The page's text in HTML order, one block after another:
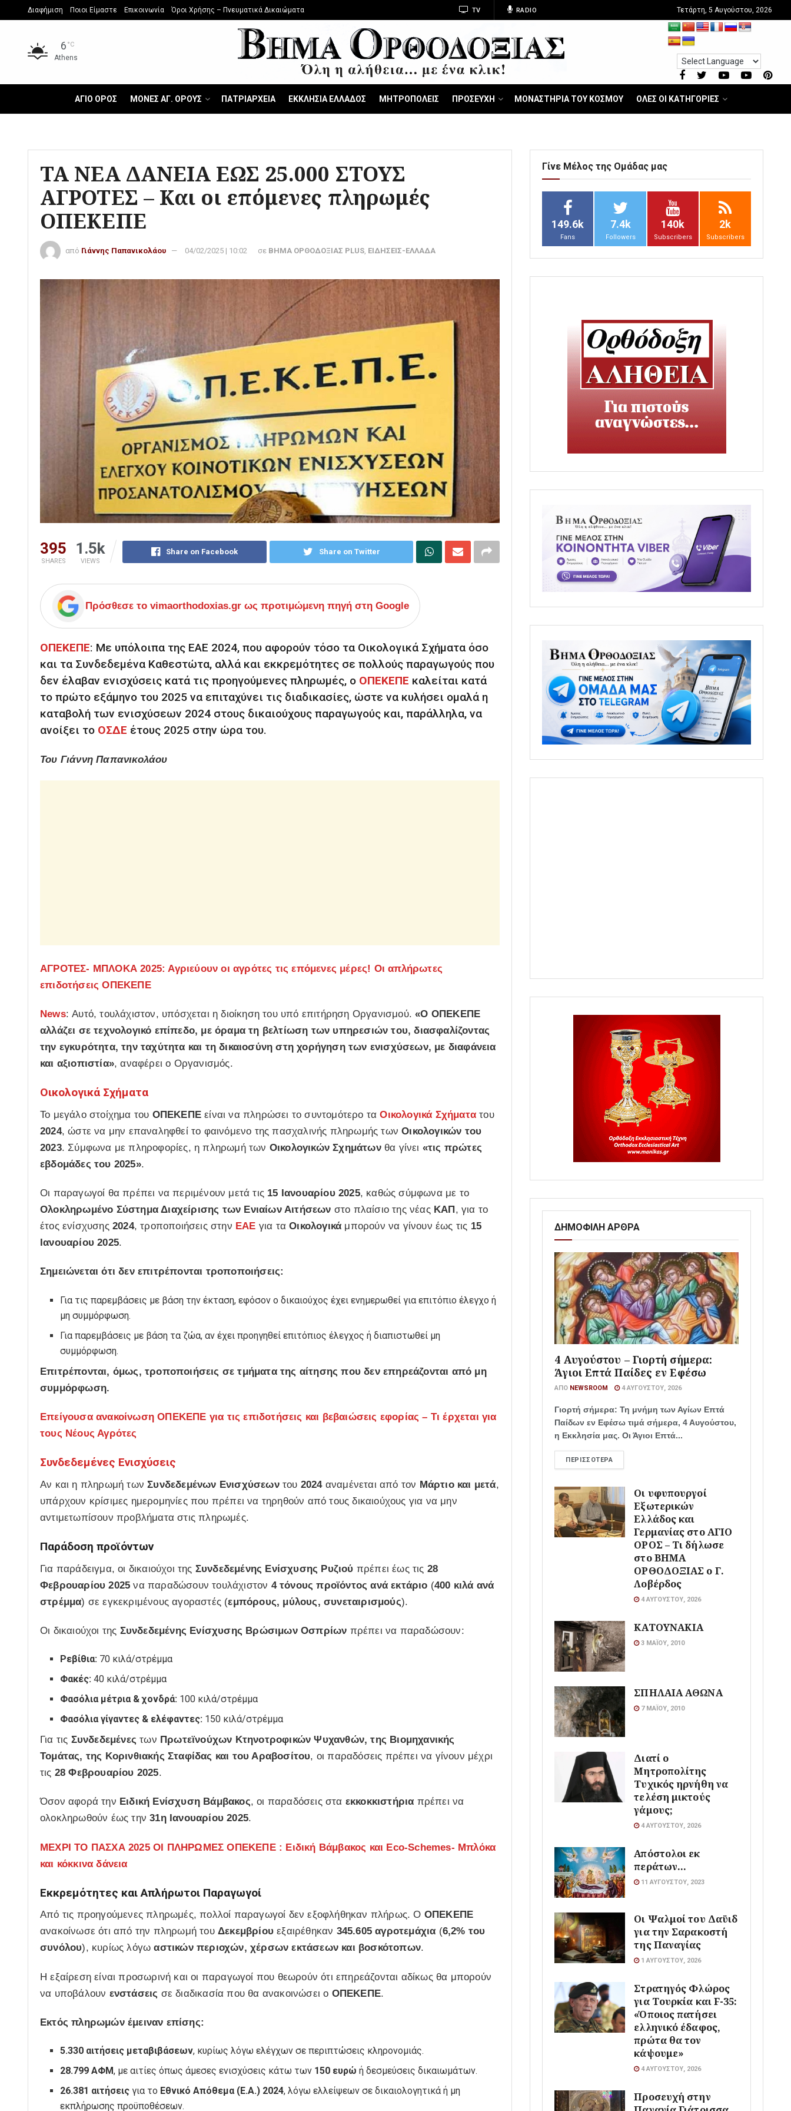
Διαφήμιση Ποιοι Είμαστε Επικοινωνία Όροι Χρήσης – Πνευματικά Δικαιώματα TV RADIO Τετάρτη, 5 Αυγούστου, 2026
6 °C
Athens
ΑΓΙΟ ΟΡΟΣ ΜΟΝΕΣ ΑΓ. ΟΡΟΥΣ ΠΑΤΡΙΑΡΧΕΙΑ ΕΚΚΛΗΣΙΑ ΕΛΛΑΔΟΣ ΜΗΤΡΟΠΟΛΕΙΣ ΠΡΟΣΕΥΧΗ ΜΟΝΑΣΤΗΡΙΑ ΤΟΥ ΚΟΣΜΟΥ ΟΛΕΣ ΟΙ ΚΑΤΗΓΟΡΙΕΣ
ΤΑ ΝΕΑ ΔΑΝΕΙΑ ΕΩΣ 25.000 ΣΤΟΥΣ
ΑΓΡΟΤΕΣ – Και οι επόμενες πληρωμές
ΟΠΕΚΕΠΕ
από Γιάννης Παπανικολάου 04/02/2025 | 10:02 σε ΒΗΜΑ ΟΡΘΟΔΟΞΙΑΣ PLUS ΕΙΔΗΣΕΙΣ-ΕΛΛΑΔΑ
395
SHARES
1.5k
VIEWS
Share on Facebook Share on Twitter
Πρόσθεσε το vimaorthodoxias.gr ως προτιμώμενη πηγή στη Google
ΟΠΕΚΕΠΕ: Με υπόλοιπα της ΕΑΕ 2024, που αφορούν τόσο τα Οικολογικά Σχήματα όσο
και τα Συνδεδεμένα Καθεστώτα, αλλά και εκκρεμότητες σε πολλούς παραγωγούς που
δεν έλαβαν ενισχύσεις κατά τις προηγούμενες πληρωμές, ο ΟΠΕΚΕΠΕ καλείται κατά
το πρώτο εξάμηνο του 2025 να επιταχύνει τις διαδικασίες, ώστε να κυλήσει ομαλά η
καταβολή των ενισχύσεων 2024 στους δικαιούχους παραγωγούς και, παράλληλα, να
ανοίξει το ΟΣΔΕ έτους 2025 στην ώρα του.
Του Γιάννη Παπανικολάου
ΑΓΡΟΤΕΣ- ΜΠΛΟΚΑ 2025: Αγριεύουν οι αγρότες τις επόμενες μέρες! Οι απλήρωτες
επιδοτήσεις ΟΠΕΚΕΠΕ
News: Αυτό, τουλάχιστον, υπόσχεται η διοίκηση του υπό επιτήρηση Οργανισμού.«Ο ΟΠΕΚΕΠΕ
αλλάζει σε τεχνολογικό επίπεδο, με όραμα τη βελτίωση των υπηρεσιών του, διασφαλίζοντας
την εγκυρότητα, την ταχύτητα και τη δικαιοσύνη στη χορήγηση των ενισχύσεων, με διαφάνεια
και αξιοπιστία», αναφέρει ο Οργανισμός.
Οικολογικά Σχήματα
Το μεγάλο στοίχημα του ΟΠΕΚΕΠΕ είναι να πληρώσει το συντομότερο ταΟικολογικά Σχήματα του
2024, ώστε να μην επαναληφθεί το φαινόμενο της πασχαλινής πληρωμής τωνΟικολογικών του
2023. Σύμφωνα με πληροφορίες, η πληρωμή των Οικολογικών Σχημάτωνθα γίνει «τις πρώτες
εβδομάδες του 2025».
Οι παραγωγοί θα πρέπει να περιμένουν μετά τις 15 Ιανουαρίου 2025, καθώς σύμφωνα με το
Ολοκληρωμένο Σύστημα Διαχείρισης των Ενιαίων Αιτήσεων στο πλαίσιο της νέας ΚΑΠ, για το
έτος ενίσχυσης 2024, τροποποιήσεις στην ΕΑΕ για ταΟικολογικά μπορούν να γίνουν έως τις 15
Ιανουαρίου 2025.
Σημειώνεται ότι δεν επιτρέπονται τροποποιήσεις:
Για τις παρεμβάσεις με βάση την έκταση, εφόσον ο δικαιούχος έχει ενημερωθεί για επιτόπιο έλεγχο ή
μη συμμόρφωση.
Για παρεμβάσεις με βάση τα ζώα, αν έχει προηγηθεί επιτόπιος έλεγχος ή διαπιστωθεί μη
συμμόρφωση.
Επιτρέπονται, όμως, τροποποιήσεις σε τμήματα της αίτησης που δεν επηρεάζονται από μη
συμμόρφωση.
Επείγουσα ανακοίνωση ΟΠΕΚΕΠΕ για τις επιδοτήσεις και βεβαιώσεις εφορίας – Τι έρχεται για
τους Νέους Αγρότες
Συνδεδεμένες Ενισχύσεις
Αν και η πληρωμή τωνΣυνδεδεμένων Ενισχύσεωντου 2024αναμένεται από τον Μάρτιο και μετά,
υπάρχουν κρίσιμες ημερομηνίες που πρέπει να τηρηθούν από τους δικαιούχους για να μην
αντιμετωπίσουν προβλήματα στις πληρωμές.
Παράδοση προϊόντων
Για παράδειγμα, οι δικαιούχοι της Συνδεδεμένης Ενίσχυσης Ρυζιού πρέπει έως τις 28
Φεβρουαρίου 2025 να παραδώσουν τουλάχιστον 4 τόνους προϊόντος ανά εκτάριο (400 κιλά ανά
στρέμμα) σε εγκεκριμένους αγοραστές (εμπόρους, μύλους, συνεταιρισμούς).
Οι δικαιούχοι της Συνδεδεμένης Ενίσχυσης Βρώσιμων Οσπρίων πρέπει να παραδώσουν:
Ρεβίθια: 70 κιλά/στρέμμα
Φακές: 40 κιλά/στρέμμα
Φασόλια μέτρια & χονδρά: 100 κιλά/στρέμμα
Φασόλια γίγαντες & ελέφαντες: 150 κιλά/στρέμμα
Για τις Συνδεδεμένες των Πρωτεϊνούχων Κτηνοτροφικών Ψυχανθών, της Βιομηχανικής
Τομάτας, της Κορινθιακής Σταφίδας και του Αραβοσίτου, οι παραδόσεις πρέπει να γίνουν μέχρι
τις 28 Φεβρουαρίου 2025.
Όσον αφορά την Ειδική Ενίσχυση Βάμβακος, οι παραδόσεις στα εκκοκκιστήρια πρέπει να
ολοκληρωθούν έως την31η Ιανουαρίου 2025.
ΜΕΧΡΙ ΤΟ ΠΑΣΧΑ 2025 ΟΙ ΠΛΗΡΩΜΕΣ ΟΠΕΚΕΠΕ : Ειδική Βάμβακος και Eco-Schemes- Μπλόκα
και κόκκινα δάνεια
Εκκρεμότητες και Απλήρωτοι Παραγωγοί
Από τις προηγούμενες πληρωμές, πολλοί παραγωγοί δεν εξοφλήθηκαν πλήρως. Ο ΟΠΕΚΕΠΕ
ανακοίνωσε ότι από την πληρωμή τουΔεκεμβρίου εξαιρέθηκαν 345.605 αγροτεμάχια (6,2% του
συνόλου), κυρίως λόγωαστικών περιοχών, χέρσων εκτάσεων και βοσκότοπων.
Η εξαίρεση είναι προσωρινή και οι παραγωγοί που θεωρούν ότι επηρεάζονται αδίκως θα μπορούν
να υποβάλουν ενστάσεις σε διαδικασία που θα ανακοινώσει ο ΟΠΕΚΕΠΕ.
Εκτός πληρωμών έμειναν επίσης:
5.330 αιτήσεις μεταβιβάσεων, κυρίως λόγω ελέγχων σε περιπτώσεις κληρονομιάς.
28.799 ΑΦΜ, με αιτίες όπως άμεσες ενισχύσεις κάτω των 150 ευρώ ή δεσμεύσεις δικαιωμάτων.
26.381 αιτήσεις για το Εθνικό Απόθεμα (Ε.Α.) 2024, λόγω ελλείψεων σε δικαιολογητικά ή μη
εκπλήρωσης προϋποθέσεων.
Γίνε Μέλος της Ομάδας μας
149.6k
Fans
7.4k
Followers
140k
Subscribers
2k
Subscribers
ΔΗΜΟΦΙΛΗ ΑΡΘΡΑ
4 Αυγούστου – Γιορτή σήμερα:
Άγιοι Επτά Παίδες εν Εφέσω
ΑΠΌ NEWSROOM 4 ΑΥΓΟΎΣΤΟΥ, 2026
Γιορτή σήμερα: Τη μνήμη των Αγίων Επτά
Παίδων εν Εφέσω τιμά σήμερα, 4 Αυγούστου,
η Εκκλησία μας. Οι Άγιοι Επτά...
ΠΕΡΙΣΣΌΤΕΡΑ
Οι υφυπουργοί
Εξωτερικών
Ελλάδος και
Γερμανίας στο ΑΓΙΟ
ΟΡΟΣ – Τι δήλωσε
στο ΒΗΜΑ
ΟΡΘΟΔΟΞΙΑΣ ο Γ.
Λοβέρδος
4 ΑΥΓΟΎΣΤΟΥ, 2026
ΚΑΤΟΥΝΑΚΙΑ
3 ΜΑΪ́ΟΥ, 2010
ΣΠΗΛΑΙΑ ΑΘΩΝΑ
7 ΜΑΪ́ΟΥ, 2010
Διατί ο
Μητροπολίτης
Τυχικός ηρνήθη να
τελέση μικτούς
γάμους;
4 ΑΥΓΟΎΣΤΟΥ, 2026
Απόστολοι εκ
περάτων…
11 ΑΥΓΟΎΣΤΟΥ, 2023
Οι Ψαλμοί του Δαϋιδ
για την Σαρακοστή
της Παναγίας
1 ΑΥΓΟΎΣΤΟΥ, 2026
Στρατηγός Φλώρος
για Τουρκία και F-35:
«Όποιος πατήσει
ελληνικό έδαφος,
πρώτα θα τον
κάψουμε»
4 ΑΥΓΟΎΣΤΟΥ, 2026
Προσευχή στην